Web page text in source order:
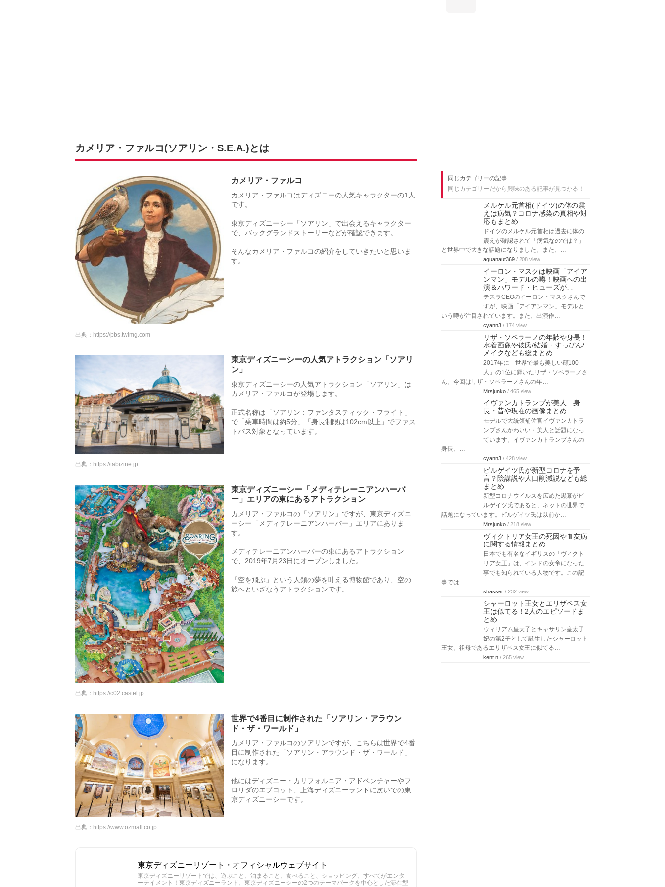
カメリア・ファルコ(ソアリン・S.E.A.)とは
カメリア・ファルコ
カメリア・ファルコはディズニーの人気キャラクターの1人
です。
東京ディズニーシー「ソアリン」で出会えるキャラクター
で、バックグランドストーリーなどが確認できます。
そんなカメリア・ファルコの紹介をしていきたいと思いま
す。
出典： https://pbs.twimg.com
東京ディズニーシーの人気アトラクション「ソアリ
ン」
東京ディズニーシーの人気アトラクション「ソアリン」は
カメリア・ファルコが登場します。
正式名称は「ソアリン：ファンタスティック・フライト」
で「乗車時間は約5分」「身長制限は102cm以上」でファス
トパス対象となっています。
出典： https://tabizine.jp
東京ディズニーシー「メディテレーニアンハーバ
ー」エリアの東にあるアトラクション
カメリア・ファルコの「ソアリン」ですが、東京ディズニ
ーシー「メディテレーニアンハーバー」エリアにありま
す。
メディテレーニアンハーバーの東にあるアトラクション
で、2019年7月23日にオープンしました。
「空を飛ぶ」という人類の夢を叶える博物館であり、空の
旅へといざなうアトラクションです。
出典： https://c02.castel.jp
世界で4番目に制作された「ソアリン・アラウン
ド・ザ・ワールド」
カメリア・ファルコのソアリンですが、こちらは世界で4番
目に制作された「ソアリン・アラウンド・ザ・ワールド」
になります。
他にはディズニー・カリフォルニア・アドベンチャーやフ
ロリダのエプコット、上海ディズニーランドに次いでの東
京ディズニーシーです。
出典： https://www.ozmall.co.jp
東京ディズニーリゾート・オフィシャルウェブサイト
東京ディズニーリゾートでは、遊ぶこと、泊まること、食べること、ショッピング、すべてがエンタ
ーテイメント！東京ディズニーランド、東京ディズニーシーの2つのテーマパークを中心とした滞在型
同じカテゴリーの記事
同じカテゴリーだから興味のある記事が見つかる！
メルケル元首相(ドイツ)の体の震
えは病気？コロナ感染の真相や対
応もまとめ
ドイツのメルケル元首相は過去に体の
震えが確認されて「病気なのでは？」
と世界中で大きな話題になりました。また、…
aquanaut369 / 208 view
イーロン・マスクは映画「アイア
ンマン」モデルの噂！映画への出
演＆ハワード・ヒューズが…
テスラCEOのイーロン・マスクさんで
すが、映画「アイアンマン」モデルと
いう噂が注目されています。また、出演作…
cyann3 / 174 view
リザ・ソベラーノの年齢や身長！
水着画像や彼氏/結婚・すっぴん/
メイクなども総まとめ
2017年に「世界で最も美しい顔100
人」の1位に輝いたリザ・ソベラーノさ
ん。今回はリザ・ソベラーノさんの年…
Mrsjunko / 465 view
イヴァンカトランプが美人！身
長・昔や現在の画像まとめ
モデルで大統領補佐官イヴァンカトラ
ンプさんかわいい・美人と話題になっ
ています。イヴァンカトランプさんの
身長、…
cyann3 / 428 view
ビルゲイツ氏が新型コロナを予
言？陰謀説や人口削減説なども総
まとめ
新型コロナウイルスを広めた黒幕がビ
ルゲイツ氏であると、ネットの世界で
話題になっています。ビルゲイツ氏は以前か…
Mrsjunko / 218 view
ヴィクトリア女王の死因や血友病
に関する情報まとめ
日本でも有名なイギリスの「ヴィクト
リア女王」は、インドの女帝になった
事でも知られている人物です。この記
事では…
shasser / 232 view
シャーロット王女とエリザベス女
王は似てる！2人のエピソードま
とめ
ウィリアム皇太子とキャサリン皇太子
妃の第2子として誕生したシャーロット
王女。祖母であるエリザベス女王に似てる…
kent.n / 265 view